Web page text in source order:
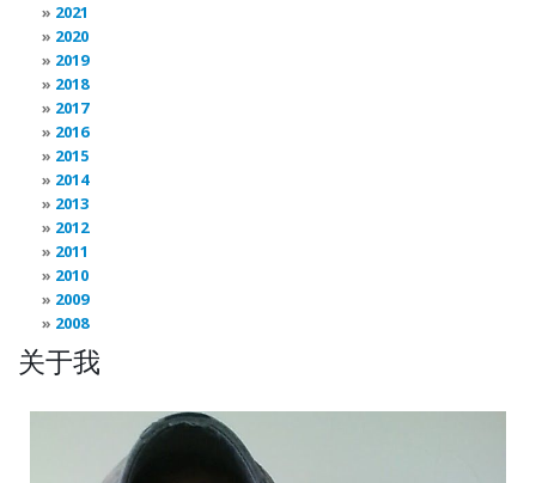
2021
2020
2019
2018
2017
2016
2015
2014
2013
2012
2011
2010
2009
2008
关于我